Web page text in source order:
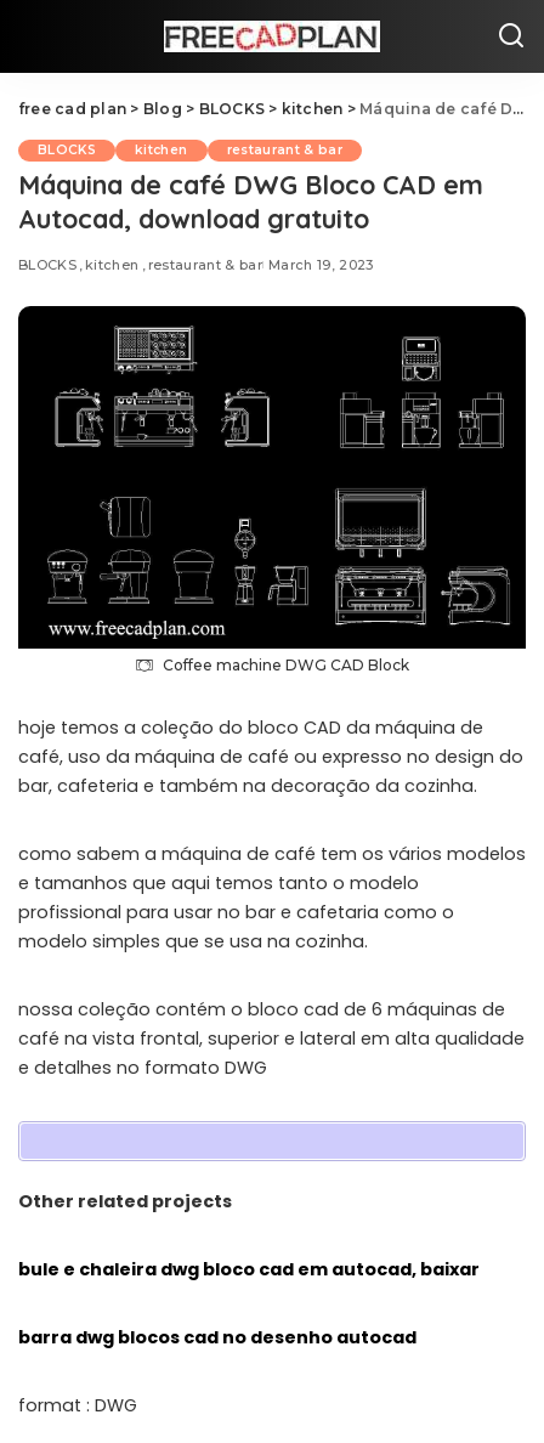
free cad plan > Blog > BLOCKS > kitchen > Máquina de café DWG Bloco CAD em Autocad, download gratuito
BLOCKS kitchen restaurant & bar
Máquina de café DWG Bloco CAD em
Autocad, download gratuito
BLOCKS kitchen restaurant & bar March 19, 2023
Coffee machine DWG CAD Block
hoje temos a coleção do bloco CAD da máquina de
café, uso da máquina de café ou expresso no design do
bar, cafeteria e também na decoração da cozinha.
como sabem a máquina de café tem os vários modelos
e tamanhos que aqui temos tanto o modelo
profissional para usar no bar e cafetaria como o
modelo simples que se usa na cozinha.
nossa coleção contém o bloco cad de 6 máquinas de
café na vista frontal, superior e lateral em alta qualidade
e detalhes no formato DWG
Other related projects
bule e chaleira dwg bloco cad em autocad, baixar
barra dwg blocos cad no desenho autocad
format : DWG